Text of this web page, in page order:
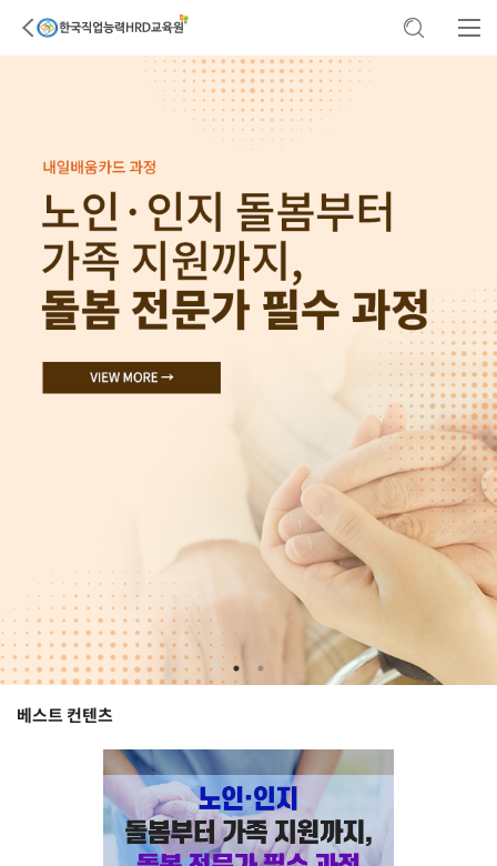
베스트 컨텐츠